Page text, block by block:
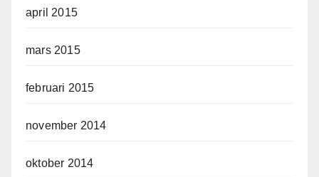
april 2015
mars 2015
februari 2015
november 2014
oktober 2014